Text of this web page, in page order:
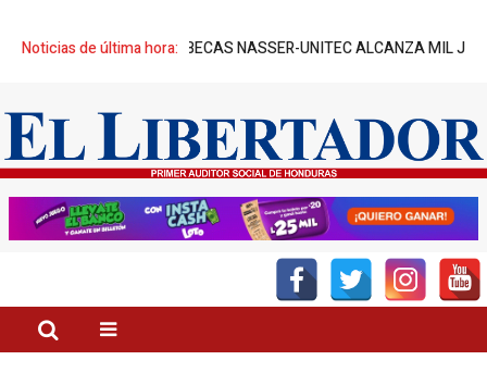
Noticias de última hora:
¡ÉXITO! BECAS NASSER-UNITEC ALCANZA MIL JÓVENES